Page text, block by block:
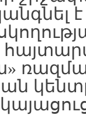
է